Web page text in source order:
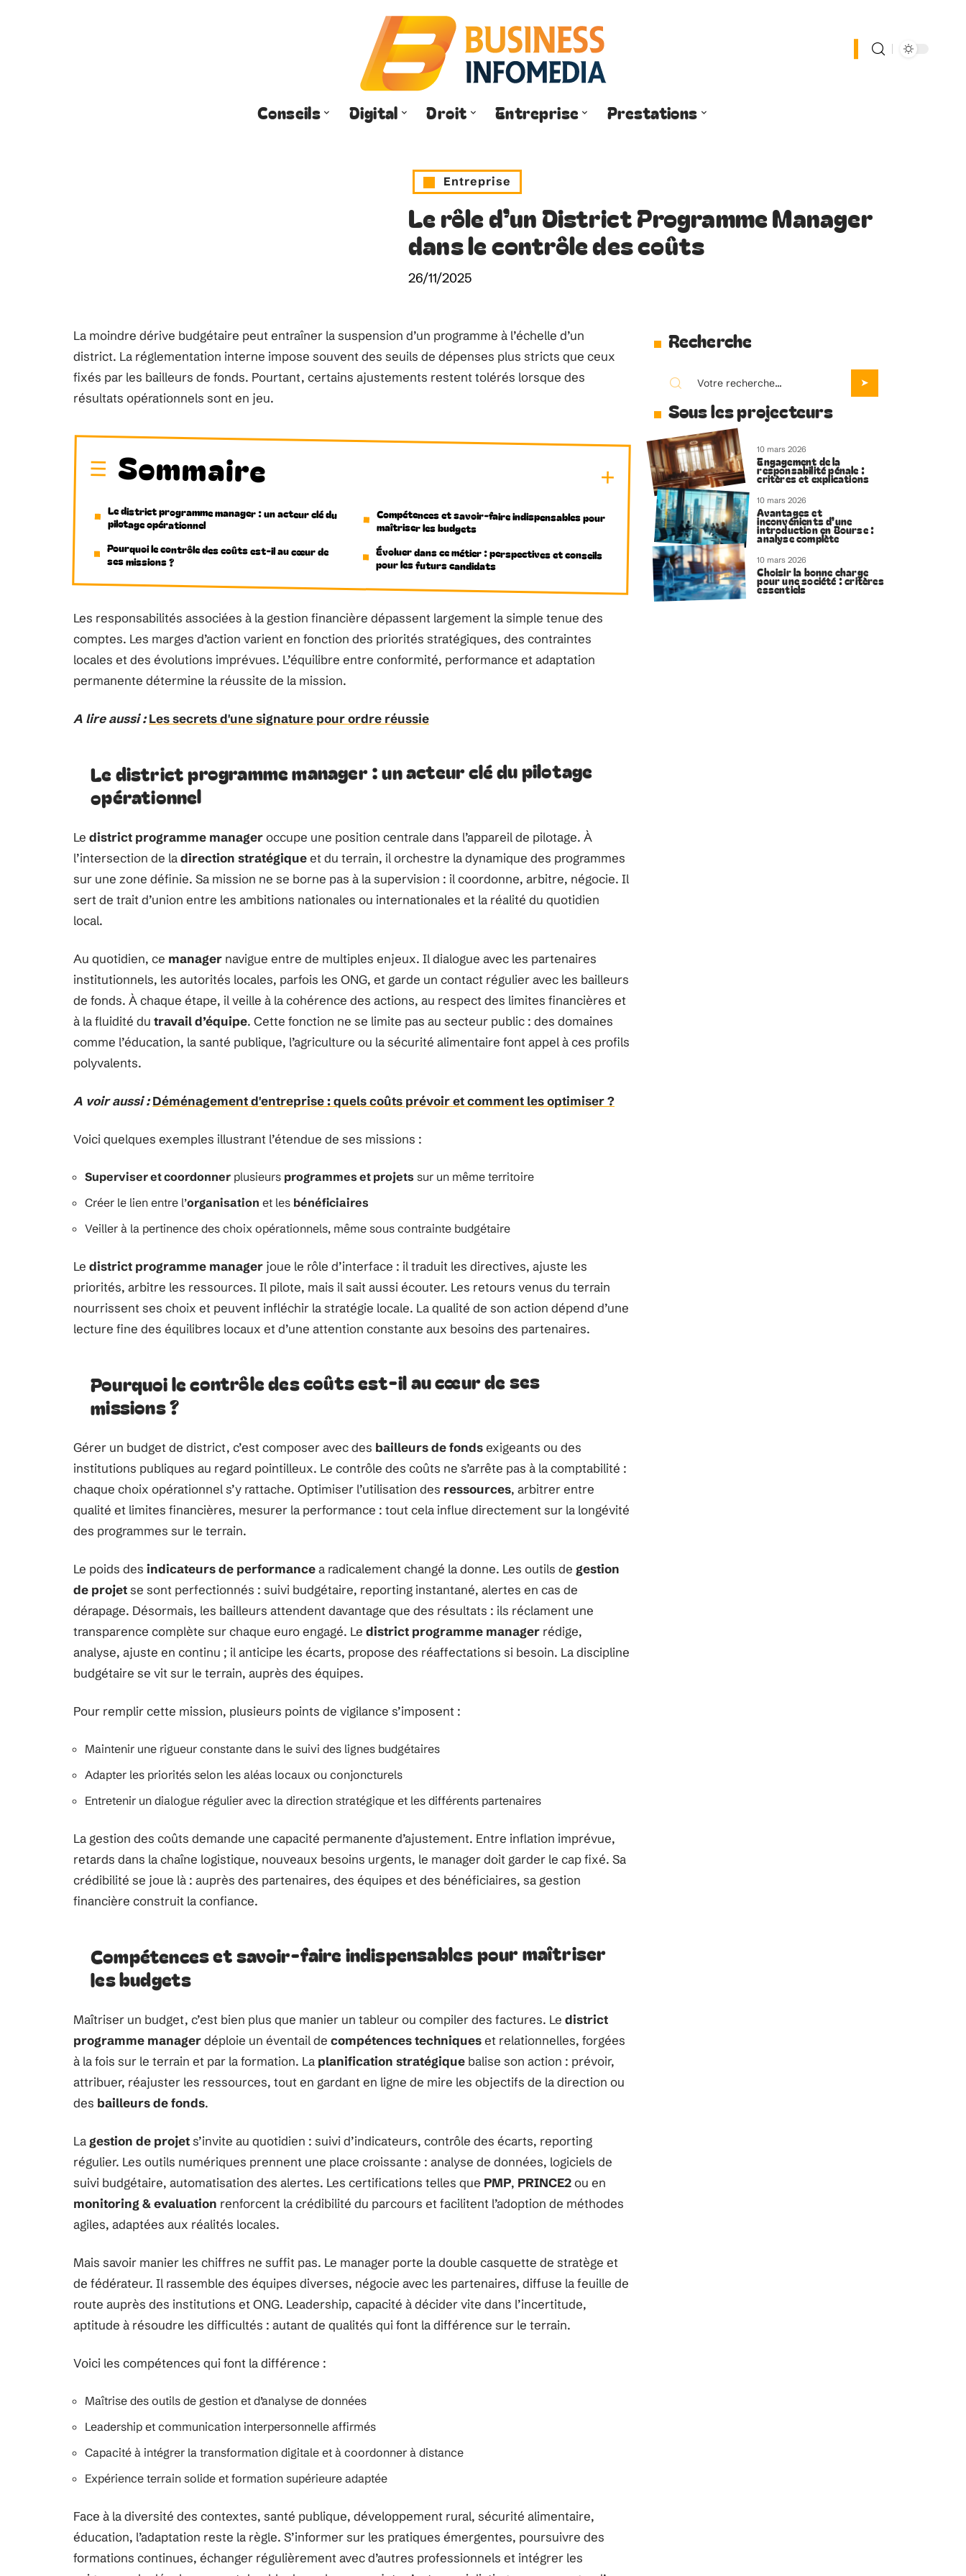
Conseils Digital Droit Entreprise Prestations
Entreprise
Le rôle d’un District Programme Manager
dans le contrôle des coûts
26/11/2025
La moindre dérive budgétaire peut entraîner la suspension d’un programme à l’échelle d’un
district. La réglementation interne impose souvent des seuils de dépenses plus stricts que ceux
fixés par les bailleurs de fonds. Pourtant, certains ajustements restent tolérés lorsque des
résultats opérationnels sont en jeu.
Sommaire
Le district programme manager : un acteur clé du
pilotage opérationnel
Pourquoi le contrôle des coûts est-il au cœur de
ses missions ?
Compétences et savoir-faire indispensables pour
maîtriser les budgets
Évoluer dans ce métier : perspectives et conseils
pour les futurs candidats
Les responsabilités associées à la gestion financière dépassent largement la simple tenue des
comptes. Les marges d’action varient en fonction des priorités stratégiques, des contraintes
locales et des évolutions imprévues. L’équilibre entre conformité, performance et adaptation
permanente détermine la réussite de la mission.
A lire aussi : Les secrets d'une signature pour ordre réussie
Le district programme manager : un acteur clé du pilotage
opérationnel
Le district programme manageroccupe une position centrale dans l’appareil de pilotage. À
l’intersection de ladirection stratégiqueet du terrain, il orchestre la dynamique des programmes
sur une zone définie. Sa mission ne se borne pas à la supervision : il coordonne, arbitre, négocie. Il
sert de trait d’union entre les ambitions nationales ou internationales et la réalité du quotidien
local.
Au quotidien, ce manager navigue entre de multiples enjeux. Il dialogue avec les partenaires
institutionnels, les autorités locales, parfois les ONG, et garde un contact régulier avec les bailleurs
de fonds. À chaque étape, il veille à la cohérence des actions, au respect des limites financières et
à la fluidité du travail d’équipe. Cette fonction ne se limite pas au secteur public : des domaines
comme l’éducation, la santé publique, l’agriculture ou la sécurité alimentaire font appel à ces profils
polyvalents.
A voir aussi : Déménagement d'entreprise : quels coûts prévoir et comment les optimiser ?
Voici quelques exemples illustrant l’étendue de ses missions :
Superviser et coordonner plusieurs programmes et projets sur un même territoire
Créer le lien entre l’organisation et les bénéficiaires
Veiller à la pertinence des choix opérationnels, même sous contrainte budgétaire
Le district programme manager joue le rôle d’interface : il traduit les directives, ajuste les
priorités, arbitre les ressources. Il pilote, mais il sait aussi écouter. Les retours venus du terrain
nourrissent ses choix et peuvent infléchir la stratégie locale. La qualité de son action dépend d’une
lecture fine des équilibres locaux et d’une attention constante aux besoins des partenaires.
Pourquoi le contrôle des coûts est-il au cœur de ses
missions ?
Gérer un budget de district, c’est composer avec des bailleurs de fondsexigeants ou des
institutions publiques au regard pointilleux. Le contrôle des coûts ne s’arrête pas à la comptabilité :
chaque choix opérationnel s’y rattache. Optimiser l’utilisation des ressources, arbitrer entre
qualité et limites financières, mesurer la performance : tout cela influe directement sur la longévité
des programmes sur le terrain.
Le poids des indicateurs de performancea radicalement changé la donne. Les outils de gestion
de projetse sont perfectionnés : suivi budgétaire, reporting instantané, alertes en cas de
dérapage. Désormais, les bailleurs attendent davantage que des résultats : ils réclament une
transparence complète sur chaque euro engagé. Le district programme manager rédige,
analyse, ajuste en continu ; il anticipe les écarts, propose des réaffectations si besoin. La discipline
budgétaire se vit sur le terrain, auprès des équipes.
Pour remplir cette mission, plusieurs points de vigilance s’imposent :
Maintenir une rigueur constante dans le suivi des lignes budgétaires
Adapter les priorités selon les aléas locaux ou conjoncturels
Entretenir un dialogue régulier avec la direction stratégique et les différents partenaires
La gestion des coûts demande une capacité permanente d’ajustement. Entre inflation imprévue,
retards dans la chaîne logistique, nouveaux besoins urgents, le manager doit garder le cap fixé. Sa
crédibilité se joue là : auprès des partenaires, des équipes et des bénéficiaires, sa gestion
financière construit la confiance.
Compétences et savoir-faire indispensables pour maîtriser
les budgets
Maîtriser un budget, c’est bien plus que manier un tableur ou compiler des factures. Le district
programme managerdéploie un éventail de compétences techniqueset relationnelles, forgées
à la fois sur le terrain et par la formation. La planification stratégique balise son action : prévoir,
attribuer, réajuster les ressources, tout en gardant en ligne de mire les objectifs de la direction ou
des bailleurs de fonds.
La gestion de projets’invite au quotidien : suivi d’indicateurs, contrôle des écarts, reporting
régulier. Les outils numériques prennent une place croissante : analyse de données, logiciels de
suivi budgétaire, automatisation des alertes. Les certifications telles que PMP, PRINCE2ou en
monitoring & evaluation renforcent la crédibilité du parcours et facilitent l’adoption de méthodes
agiles, adaptées aux réalités locales.
Mais savoir manier les chiffres ne suffit pas. Le manager porte la double casquette de stratège et
de fédérateur. Il rassemble des équipes diverses, négocie avec les partenaires, diffuse la feuille de
route auprès des institutions et ONG. Leadership, capacité à décider vite dans l’incertitude,
aptitude à résoudre les difficultés : autant de qualités qui font la différence sur le terrain.
Voici les compétences qui font la différence :
Maîtrise des outils de gestion et d’analyse de données
Leadership et communication interpersonnelle affirmés
Capacité à intégrer la transformation digitale et à coordonner à distance
Expérience terrain solide et formation supérieure adaptée
Face à la diversité des contextes, santé publique, développement rural, sécurité alimentaire,
éducation, l’adaptation reste la règle. S’informer sur les pratiques émergentes, poursuivre des
formations continues, échanger régulièrement avec d’autres professionnels et intégrer les
Recherche
Sous les projecteurs
10 mars 2026
Engagement de la
responsabilité pénale :
critères et explications
10 mars 2026
Avantages et
inconvénients d’une
introduction en Bourse :
analyse complète
10 mars 2026
Choisir la bonne charge
pour une société : critères
essentiels